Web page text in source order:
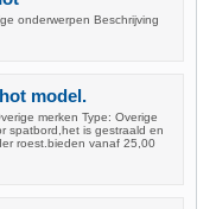
onderwerpen Beschrijving
model.
merken Type: Overige
spatbord,het is gestraald en
roest.bieden vanaf 25,00